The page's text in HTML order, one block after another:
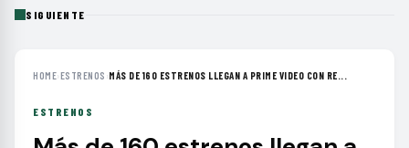
SIGUIENTE
HOME›ESTRENOS ›MÁS DE 160 ESTRENOS LLEGAN A PRIME VIDEO CON RE...
ESTRENOS